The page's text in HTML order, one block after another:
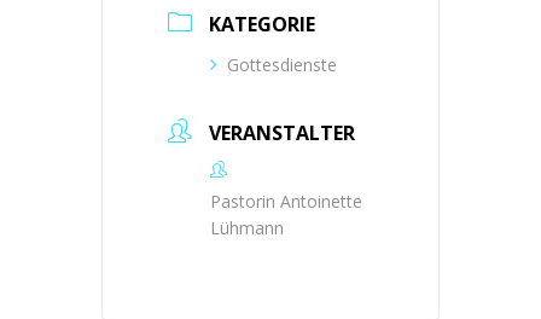
KATEGORIE
Gottesdienste
VERANSTALTER
Pastorin Antoinette
Lühmann